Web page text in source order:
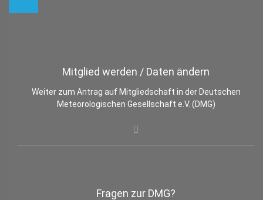
Mitglied werden / Daten ändern
Weiter zum Antrag auf Mitgliedschaft in der Deutschen
Meteorologischen Gesellschaft e.V. (DMG)
Fragen zur DMG?